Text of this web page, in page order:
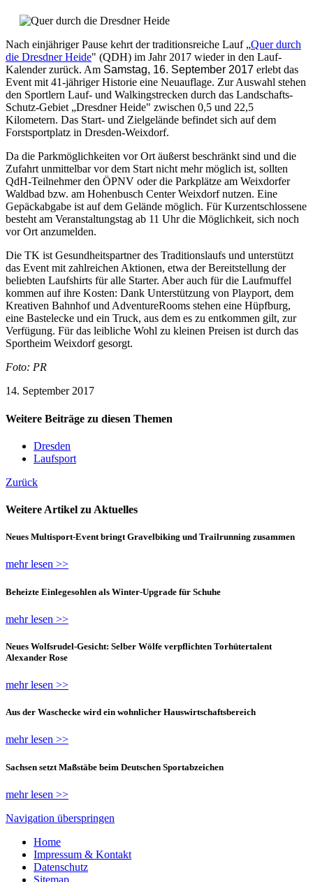
Nach einjähriger Pause kehrt der traditionsreiche Lauf „Quer durch
die Dresdner Heide" (QDH) im Jahr 2017 wieder in den Lauf-
Kalender zurück. Am Samstag, 16. September 2017 erlebt das
Event mit 41-jähriger Historie eine Neuauflage. Zur Auswahl stehen
den Sportlern Lauf- und Walkingstrecken durch das Landschafts-
Schutz-Gebiet „Dresdner Heide" zwischen 0,5 und 22,5
Kilometern. Das Start- und Zielgelände befindet sich auf dem
Forstsportplatz in Dresden-Weixdorf.
Da die Parkmöglichkeiten vor Ort äußerst beschränkt sind und die
Zufahrt unmittelbar vor dem Start nicht mehr möglich ist, sollten
QdH-Teilnehmer den ÖPNV oder die Parkplätze am Weixdorfer
Waldbad bzw. am Hohenbusch Center Weixdorf nutzen. Eine
Gepäckabgabe ist auf dem Gelände möglich. Für Kurzentschlossene
besteht am Veranstaltungstag ab 11 Uhr die Möglichkeit, sich noch
vor Ort anzumelden.
Die TK ist Gesundheitspartner des Traditionslaufs und unterstützt
das Event mit zahlreichen Aktionen, etwa der Bereitstellung der
beliebten Laufshirts für alle Starter. Aber auch für die Laufmuffel
kommen auf ihre Kosten: Dank Unterstützung von Playport, dem
Kreativen Bahnhof und AdventureRooms stehen eine Hüpfburg,
eine Bastelecke und ein Truck, aus dem es zu entkommen gilt, zur
Verfügung. Für das leibliche Wohl zu kleinen Preisen ist durch das
Sportheim Weixdorf gesorgt.
Foto: PR
14. September 2017
Weitere Beiträge zu diesen Themen
Dresden
Laufsport
Zurück
Weitere Artikel zu Aktuelles
Neues Multisport-Event bringt Gravelbiking und Trailrunning zusammen
mehr lesen >>
Beheizte Einlegesohlen als Winter-Upgrade für Schuhe
mehr lesen >>
Neues Wolfsrudel-Gesicht: Selber Wölfe verpflichten Torhütertalent
Alexander Rose
mehr lesen >>
Aus der Waschecke wird ein wohnlicher Hauswirtschaftsbereich
mehr lesen >>
Sachsen setzt Maßstäbe beim Deutschen Sportabzeichen
mehr lesen >>
Navigation überspringen
Home
Impressum & Kontakt
Datenschutz
Sitemap